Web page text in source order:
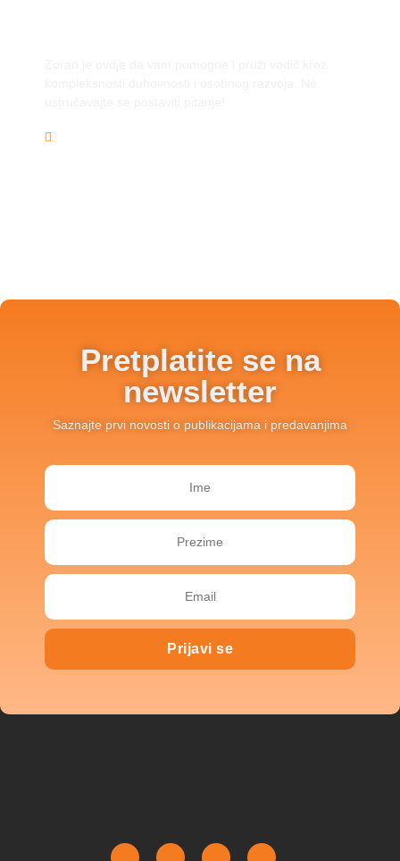
Pretplatite se na
newsletter
Saznajte prvi novosti o publikacijama i predavanjima
Prijavi se